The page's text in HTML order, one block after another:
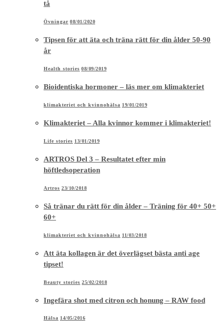
tå
Övningar 08/01/2020
Tipsen för att äta och träna rätt för din ålder 50-90
år
Health stories 08/09/2019
Bioidentiska hormoner – läs mer om klimakteriet
klimakteriet och kvinnohälsa 19/01/2019
Klimakteriet – Alla kvinnor kommer i klimakteriet!
Life stories 13/01/2019
ARTROS Del 3 – Resultatet efter min
höftledsoperation
Artros 23/10/2018
Så tränar du rätt för din ålder – Träning för 40+ 50+
60+
klimakteriet och kvinnohälsa 11/03/2018
Att äta kollagen är det överlägset bästa anti age
tipset!
Beauty stories 25/02/2018
Ingefära shot med citron och honung – RAW food
Hälsa 14/05/2016